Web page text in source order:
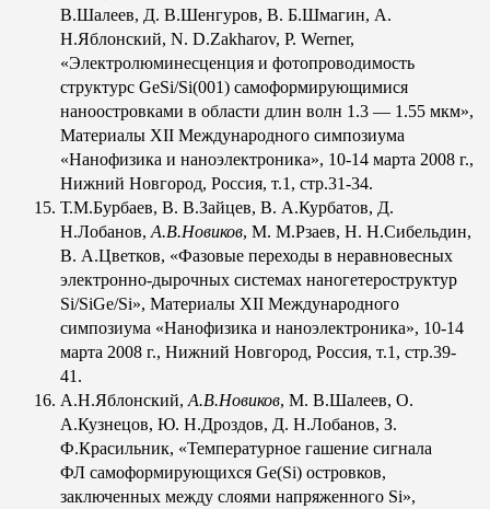
В.Шалеев, Д. В.Шенгуров, В. Б.Шмагин, А.
Н.Яблонский, N. D.Zakharov, P. Werner,
«Электролюминесценция и фотопроводимость
структурс GeSi/Si(001) самоформирующимися
наноостровками в области длин волн 1.3 — 1.55 мкм»,
Материалы XII Международного симпозиума
«Нанофизика и наноэлектроника», 10-14 марта 2008 г.,
Нижний Новгород, Россия, т.1, стр.31-34.
Т.М.Бурбаев, В. В.Зайцев, В. А.Курбатов, Д.
Н.Лобанов, А.В.Новиков, М. М.Рзаев, Н. Н.Сибельдин,
В. А.Цветков, «Фазовые переходы в неравновесных
электронно-дырочных системах наногетероструктур
Si/SiGe/Si», Материалы XII Международного
симпозиума «Нанофизика и наноэлектроника», 10-14
марта 2008 г., Нижний Новгород, Россия, т.1, стр.39-
41.
А.Н.Яблонский, А.В.Новиков, М. В.Шалеев, О.
А.Кузнецов, Ю. Н.Дроздов, Д. Н.Лобанов, З.
Ф.Красильник, «Температурное гашение сигнала
ФЛ самоформирующихся Ge(Si) островков,
заключенных между слоями напряженного Si»,